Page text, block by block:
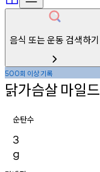
음식 또는 운동 검색하기
500회 이상기록
닭가슴살 마일드
순탄수
3
g